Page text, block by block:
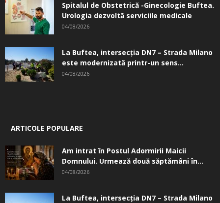
Spitalul de Obstetrică -Ginecologie Buftea.
Urologia dezvoltă serviciile medicale
04/08/2026
La Buftea, intersecţia DN7 – Strada Milano
este modernizată printr-un sens...
04/08/2026
ARTICOLE POPULARE
Am intrat în Postul Adormirii Maicii
Domnului. Urmează două săptămâni în...
04/08/2026
La Buftea, intersecţia DN7 – Strada Milano